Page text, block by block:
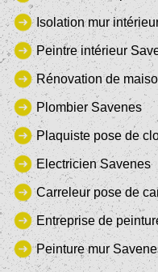
Isolation mur
Peintre intérieur
Rénovation de
Plombier Savenes
Plaquiste pose de
Electricien Savenes
Carreleur pose de
Entreprise de
Peinture mur